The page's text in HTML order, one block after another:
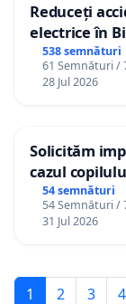
Reduceți
electrice în
538 semnături
61 Semnături /
28 Jul 2026
Solicităm
cazul
Gheorghe,
12 ani
54 semnături
54 Semnături /
31 Jul 2026
1 2 3 4